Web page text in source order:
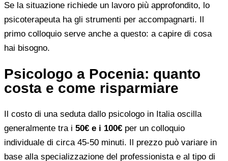
Se la situazione richiede un lavoro più approfondito, lo
psicoterapeuta ha gli strumenti per accompagnarti. Il
primo colloquio serve anche a questo: a capire di cosa
hai bisogno.
Psicologo a Pocenia: quanto
costa e come risparmiare
Il costo di una seduta dallo psicologo in Italia oscilla
generalmente tra i 50€ e i 100€ per un colloquio
individuale di circa 45-50 minuti. Il prezzo può variare in
base alla specializzazione del professionista e al tipo di